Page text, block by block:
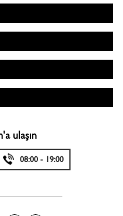
ulaşın
08:00 - 19:00